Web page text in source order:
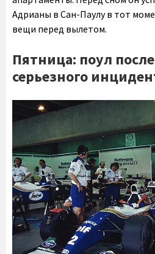
Адрианы в Сан-Паулу в тот
вещи перед вылетом.
Пятница: поул
серьезного